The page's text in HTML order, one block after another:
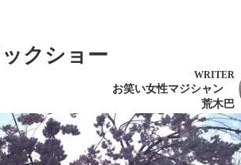
クショー
WRITER
お笑い女性マジシャン
荒木巴